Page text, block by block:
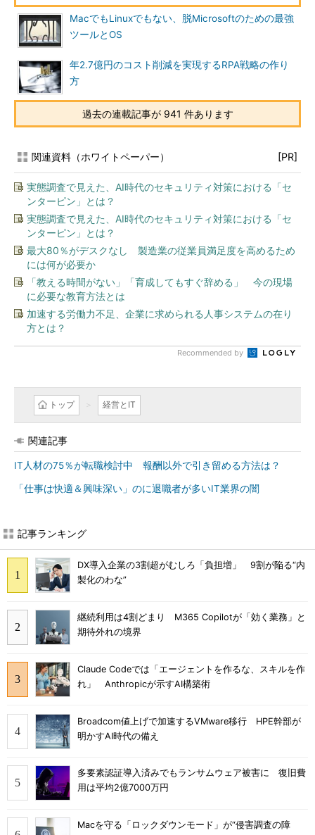
MacでもLinuxでもない、脱Microsoftのための最強
ツールとOS
年2.7億円のコスト削減を実現するRPA戦略の作り
方
過去の連載記事が 941 件あります
関連資料（ホワイトペーパー） [PR]
実態調査で見えた、AI時代のセキュリティ対策における「セ
ンターピン」とは？
実態調査で見えた、AI時代のセキュリティ対策における「セ
ンターピン」とは？
最大80％がデスクなし 製造業の従業員満足度を高めるため
には何が必要か
「教える時間がない」「育成してもすぐ辞める」 今の現場
に必要な教育方法とは
加速する労働力不足、企業に求められる人事システムの在り
方とは？
Recommended by
トップ 経営とIT
関連記事
IT人材の75％が転職検討中 報酬以外で引き留める方法は？
「仕事は快適＆興味深い」のに退職者が多いIT業界の闇
記事ランキング
DX導入企業の3割超がむしろ「負担増」 9割が陥る“内
製化のわな”
継続利用は4割どまり M365 Copilotが「効く業務」と
期待外れの境界
Claude Codeでは「エージェントを作るな、スキルを作
れ」 Anthropicが示すAI構築術
Broadcom値上げで加速するVMware移行 HPE幹部が
明かすAI時代の備え
多要素認証導入済みでもランサムウェア被害に 復旧費
用は平均2億7000万円
Macを守る「ロックダウンモード」が“侵害調査の障